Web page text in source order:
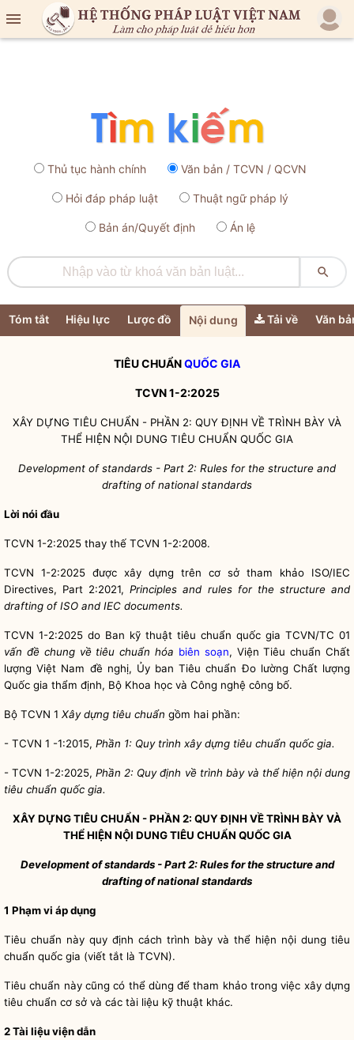

Thủ tục hành chính Văn bản / TCVN / QCVN
Hỏi đáp pháp luật Thuật ngữ pháp lý
Bản án/Quyết định Án lệ

Tóm tắt Hiệu lực Lược đồ Nội dung Tải về Văn
TIÊU CHUẨNQUỐC GIA
TCVN 1-2:2025
XÂY DỰNG TIÊU CHUẨN - PHẦN 2: QUY ĐỊNH VỀ TRÌNH BÀY VÀ
THỂ HIỆN NỘI DUNG TIÊU CHUẨN QUỐC GIA
Development of standards - Part 2: Rules for the structure and
drafting of national standards
Lời nói đầu
TCVN 1-2:2025 thay thế TCVN 1-2:2008.
TCVN 1-2:2025 được xây dựng trên cơ sở tham khảo ISO/IEC
Directives, Part 2:2021,Principles and rules for the structure and
drafting of ISO and IEC documents.
TCVN 1-2:2025 do Ban kỹ thuật tiêu chuẩn quốc gia TCVN/TC 01
vấn đề chung về tiêu chuẩn hóa biên soạn, Viện Tiêu chuẩn Chất
lượng Việt Nam đề nghị, Ủy ban Tiêu chuẩn Đo lường Chất lượng
Quốc gia thẩm định, Bộ Khoa học và Công nghệ công bố.
Bộ TCVN 1 Xây dựng tiêu chuẩn gồm hai phần:
- TCVN 1 -1:2015, Phần 1: Quy trình xây dựng tiêu chuẩn quốc gia.
- TCVN 1-2:2025,Phần 2: Quy định về trình bày và thể hiện nội dung
tiêu chuẩn quốc gia.
XÂY DỰNG TIÊU CHUẨN - PHẦN 2: QUY ĐỊNH VỀTRÌNH BÀY VÀ
THỂHIỆN NỘI DUNG TIÊU CHUẨN QUỐC GIA
Development of standards - Part 2: Rules for the structure and
drafting of national standards
1 Phạm vi áp dụng
Tiêu chuẩn này quy định cách trình bày và thể hiện nội dung tiêu
chuẩn quốc gia (viết tắt là TCVN).
Tiêu chuẩn này cũng có thể dùng để tham khảo trong việc xây dựng
tiêu chuẩn cơ sở và các tài liệu kỹ thuật khác.
2Tài liệu viện dẫn